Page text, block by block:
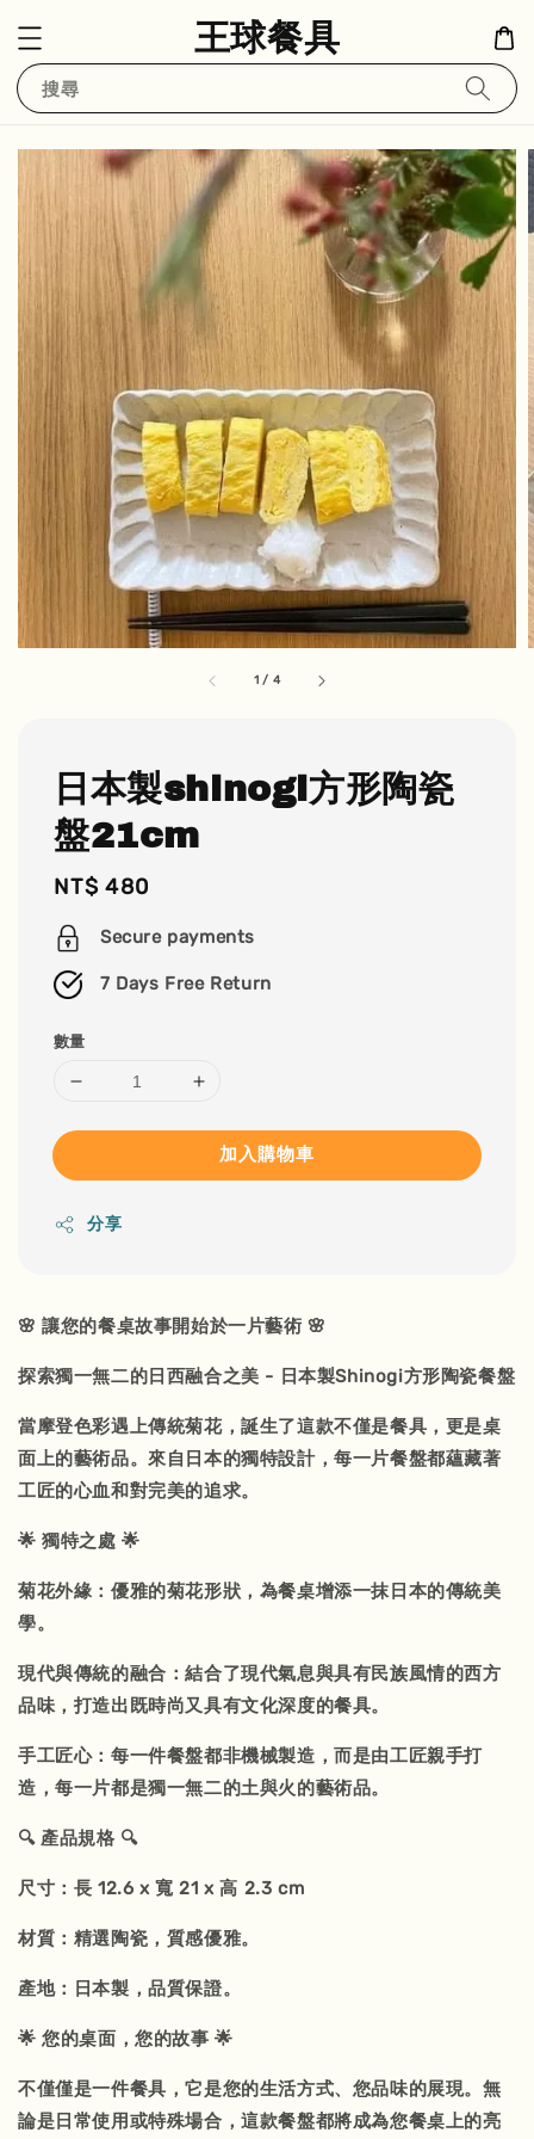
王球餐具
搜尋
1 / 4
日本製shinogi方形陶瓷
盤21cm
Regular
price
NT$ 480
Secure payments
7 Days Free Return
數量
加入購物車
分享
🌸 讓您的餐桌故事開始於一片藝術 🌸
探索獨一無二的日西融合之美 - 日本製Shinogi方形陶瓷餐盤
當摩登色彩遇上傳統菊花，誕生了這款不僅是餐具，更是桌
面上的藝術品。來自日本的獨特設計，每一片餐盤都蘊藏著
工匠的心血和對完美的追求。
🌟 獨特之處 🌟
菊花外緣：優雅的菊花形狀，為餐桌增添一抹日本的傳統美
學。
現代與傳統的融合：結合了現代氣息與具有民族風情的西方
品味，打造出既時尚又具有文化深度的餐具。
手工匠心：每一件餐盤都非機械製造，而是由工匠親手打
造，每一片都是獨一無二的土與火的藝術品。
🔍 產品規格 🔍
尺寸：長 12.6 x 寬 21 x 高 2.3 cm
材質：精選陶瓷，質感優雅。
產地：日本製，品質保證。
🌟 您的桌面，您的故事 🌟
不僅僅是一件餐具，它是您的生活方式、您品味的展現。無
論是日常使用或特殊場合，這款餐盤都將成為您餐桌上的亮